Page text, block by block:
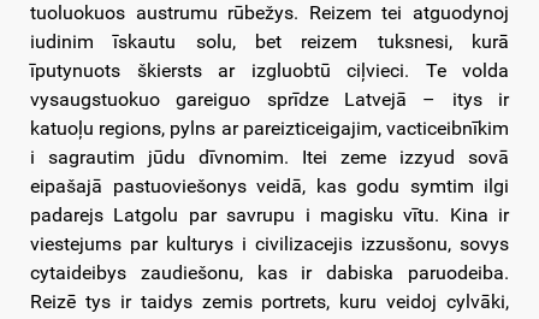
tuoluokuos austrumu rūbežys. Reizem tei atguodynoj
iudinim īskautu solu, bet reizem tuksnesi, kurā
īputynuots škiersts ar izgluobtū ciļvieci. Te volda
vysaugstuokuo gareiguo sprīdze Latvejā – itys ir
katuoļu regions, pylns ar pareizticeigajim, vacticeibnīkim
i sagrautim jūdu dīvnomim. Itei zeme izzyud sovā
eipašajā pastuoviešonys veidā, kas godu symtim ilgi
padarejs Latgolu par savrupu i magisku vītu. Kina ir
viestejums par kulturys i civilizacejis izzusšonu, sovys
cytaideibys zaudiešonu, kas ir dabiska paruodeiba.
Reizē tys ir taidys zemis portrets, kuru veidoj cylvāki,